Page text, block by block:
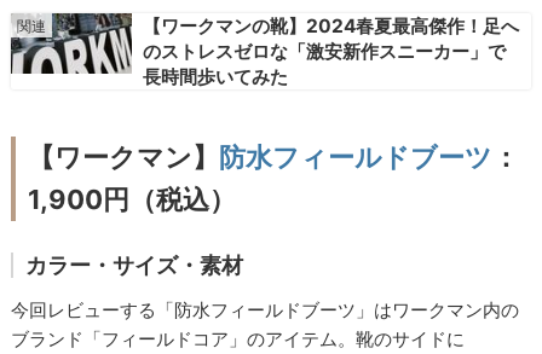
【ワークマンの靴】2024春夏最高傑作！足へ
のストレスゼロな「激安新作スニーカー」で
長時間歩いてみた
【ワークマン】 防水フィールドブーツ ：
1,900円（税込）
カラー・サイズ・素材
今回レビューする「防水フィールドブーツ」はワークマン内の
ブランド「フィールドコア」のアイテム。靴のサイドに